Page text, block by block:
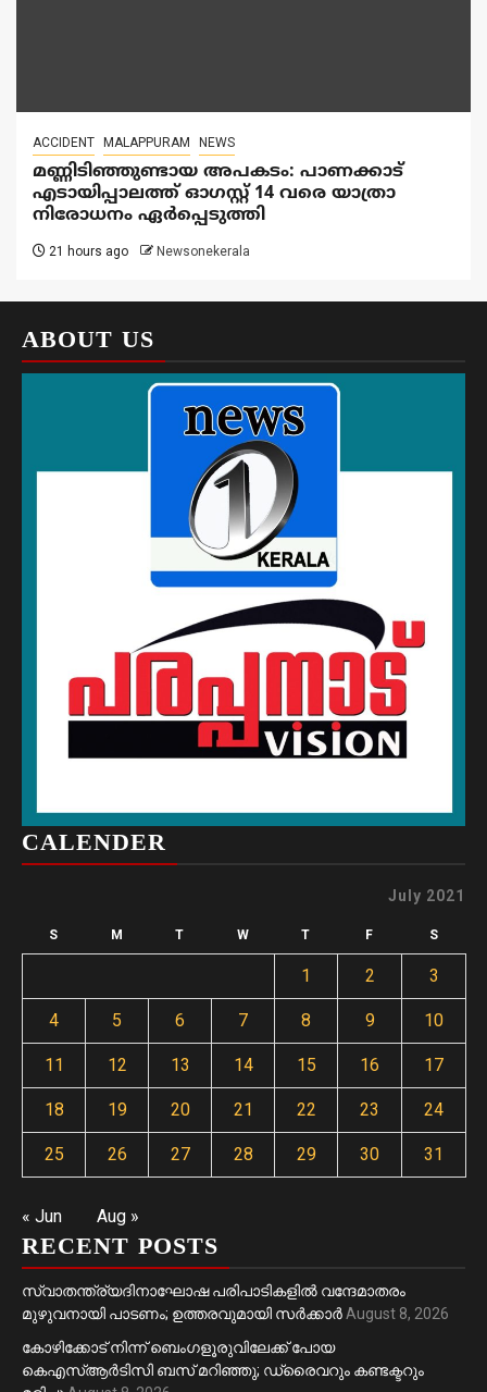
ACCIDENT MALAPPURAM NEWS
മണ്ണിടിഞ്ഞുണ്ടായ അപകടം: പാണക്കാട്
എടായിപ്പാലത്ത് ഓഗസ്റ്റ് 14 വരെ യാത്രാ
നിരോധനം ഏര്‍പ്പെടുത്തി
21 hours ago Newsonekerala
ABOUT US
CALENDER
July 2021
S M T W T F S
1 2 3
4 5 6 7 8 9 10
11 12 13 14 15 16 17
18 19 20 21 22 23 24
25 26 27 28 29 30 31
« Jun Aug »
RECENT POSTS
സ്വാതന്ത്ര്യദിനാഘോഷ പരിപാടികളിൽ വന്ദേമാതരം
മുഴുവനായി പാടണം; ഉത്തരവുമായി സർക്കാർ August 8, 2026
കോഴിക്കോട് നിന്ന് ബെംഗളൂരുവിലേക്ക് പോയ
കെഎസ്ആർടിസി ബസ് മറിഞ്ഞു; ഡ്രൈവറും കണ്ടക്ടറും